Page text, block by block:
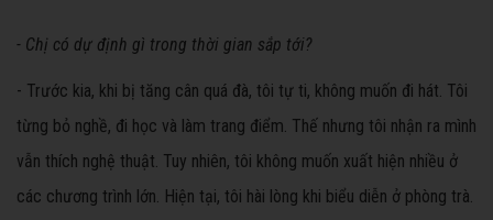
- Chị có dự định gì trong thời gian sắp tới?
- Trước kia, khi bị tăng cân quá đà, tôi tự ti, không muốn đi hát. Tôi
từng bỏ nghề, đi học và làm trang điểm. Thế nhưng tôi nhận ra mình
vẫn thích nghệ thuật. Tuy nhiên, tôi không muốn xuất hiện nhiều ở
các chương trình lớn. Hiện tại, tôi hài lòng khi biểu diễn ở phòng trà.